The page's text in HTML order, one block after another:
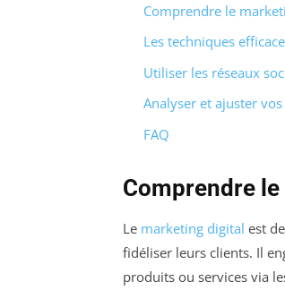
Comprendre le
Les techniques
Utiliser les réseaux
Analyser et ajuster
FAQ
Comprendre
Le marketing digital est
fidéliser leurs clients. Il
produits ou services via